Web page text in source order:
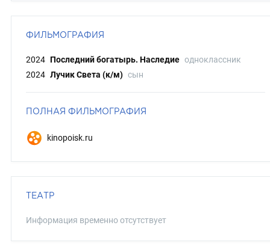
ФИЛЬМОГРАФИЯ
2024 Последний богатырь. Наследие одноклассник
2024 Лучик Света (к/м) сын
ПОЛНАЯ ФИЛЬМОГРАФИЯ
kinopoisk.ru
ТЕАТР
Информация временно отсутствует